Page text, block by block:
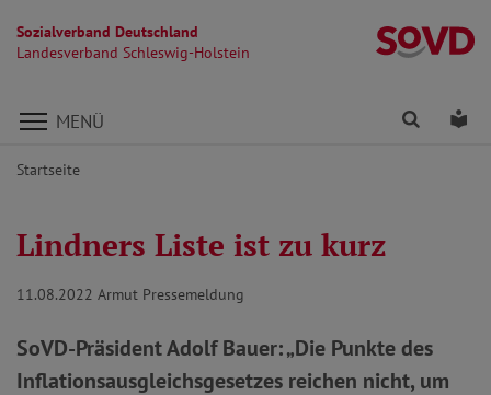
Sozialverband Deutschland
Landesverband Schleswig-Holstein
Direkt zu den Inhalten springen
MENÜ Finden
Startseite
Lindners Liste ist zu kurz
11.08.2022 Armut Pressemeldung
SoVD-Präsident Adolf Bauer: „Die Punkte des
Inflationsausgleichsgesetzes reichen nicht, um